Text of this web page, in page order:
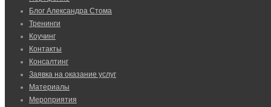
Блог Александра Стома
Тренинги
Коучинг
Контакты
Консалтинг
Заявка на оказание услуг
Материалы
Мероприятия